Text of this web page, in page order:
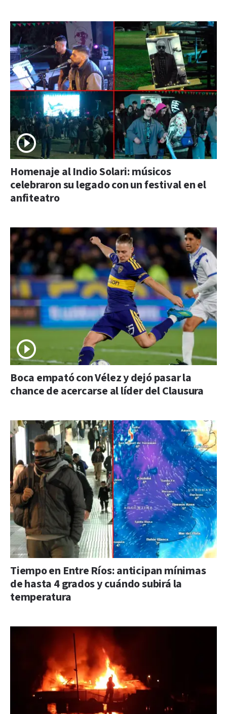
Homenaje al Indio Solari: músicos
celebraron su legado con un festival en el
anfiteatro
Boca empató con Vélez y dejó pasar la
chance de acercarse al líder del Clausura
Tiempo en Entre Ríos: anticipan mínimas
de hasta 4 grados y cuándo subirá la
temperatura